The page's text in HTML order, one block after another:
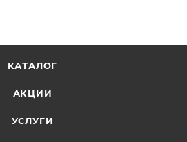
КАТАЛОГ
АКЦИИ
УСЛУГИ